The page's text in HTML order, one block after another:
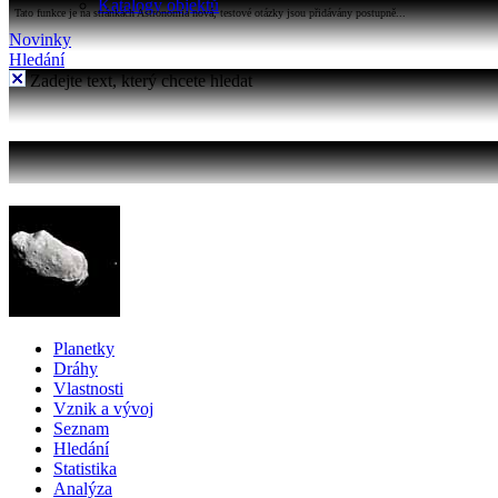
Katalogy objektů
Tato funkce je na stránkách Astronomia nová, testové otázky jsou přidávány postupně...
Novinky
Hledání
Zadejte text, který chcete hledat
Planetky
Dráhy
Vlastnosti
Vznik a vývoj
Seznam
Hledání
Statistika
Analýza